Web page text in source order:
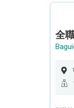
全